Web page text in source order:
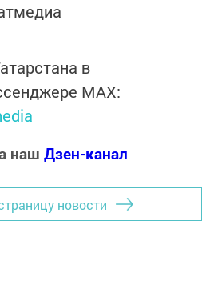
в
MАХ:
наш Дзен-канал
новости